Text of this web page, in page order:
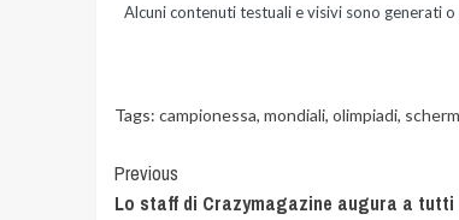
Alcuni contenuti testuali e visivi sono generati
Tags: campionessa, mondiali, olimpiadi,
Previous
Lo staff di Crazymagazine augura a tutti